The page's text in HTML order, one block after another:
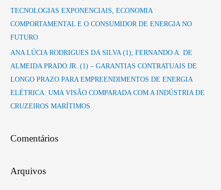
TECNOLOGIAS EXPONENCIAIS, ECONOMIA
COMPORTAMENTAL E O CONSUMIDOR DE ENERGIA NO
FUTURO
ANA LÚCIA RODRIGUES DA SILVA (1); FERNANDO A. DE
ALMEIDA PRADO JR. (1) – GARANTIAS CONTRATUAIS DE
LONGO PRAZO PARA EMPREENDIMENTOS DE ENERGIA
ELÉTRICA: UMA VISÃO COMPARADA COM A INDÚSTRIA DE
CRUZEIROS MARÍTIMOS
Comentários
Arquivos